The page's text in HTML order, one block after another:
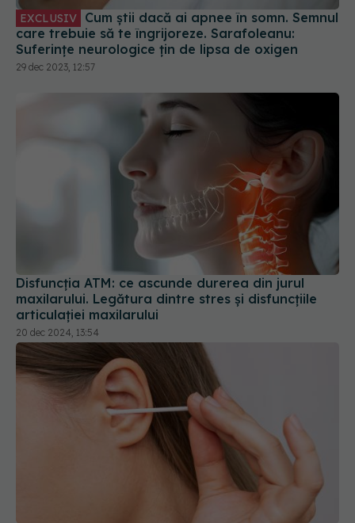
EXCLUSIV
care trebuie să te îngrijoreze. Sarafoleanu:
Suferințe neurologice țin de lipsa de oxigen
29 dec 2023, 12:57
Disfuncția ATM: ce ascunde durerea din jurul
maxilarului. Legătura dintre stres și disfuncțiile
articulației maxilarului
20 dec 2024, 13:54